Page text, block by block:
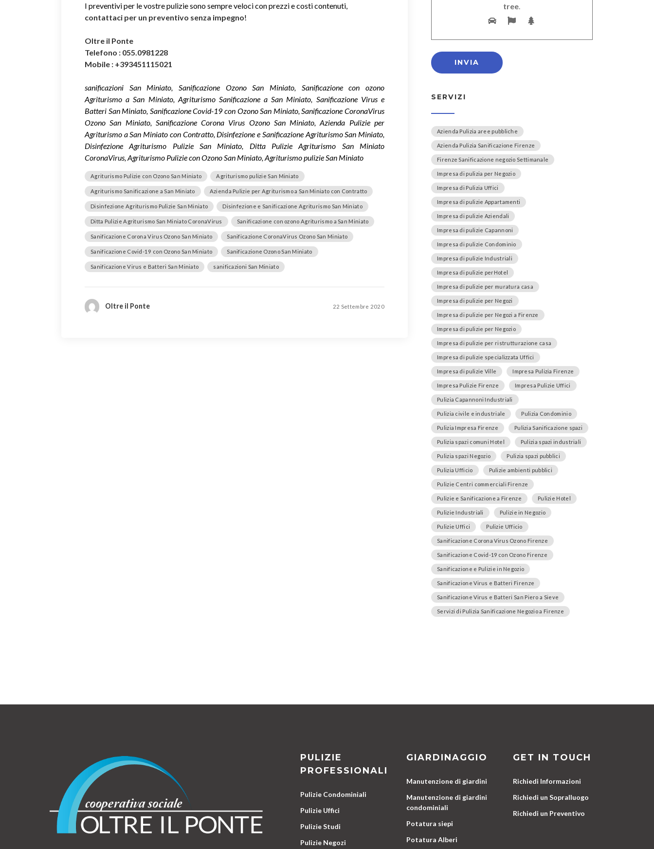
I preventivi per le vostre pulizie sono sempre veloci con prezzi e costi contenuti,
contattaci per un preventivo senza impegno!
Oltre il Ponte
Telefono : 055.0981228
Mobile : +393451115021
sanificazioni San Miniato, Sanificazione Ozono San Miniato, Sanificazione con ozono
Agriturismo a San Miniato, Agriturismo Sanificazione a San Miniato, Sanificazione Virus e
Batteri San Miniato, Sanificazione Covid-19 con Ozono San Miniato, Sanificazione CoronaVirus
Ozono San Miniato, Sanificazione Corona Virus Ozono San Miniato, Azienda Pulizie per
Agriturismo a San Miniato con Contratto, Disinfezione e Sanificazione Agriturismo San Miniato,
Disinfezione Agriturismo Pulizie San Miniato, Ditta Pulizie Agriturismo San Miniato
CoronaVirus, Agriturismo Pulizie con Ozono San Miniato, Agriturismo pulizie San Miniato
Agriturismo Pulizie con Ozono San Miniato Agriturismo pulizie San Miniato
Agriturismo Sanificazione a San Miniato Azienda Pulizie per Agriturismo a San Miniato con Contratto
Disinfezione Agriturismo Pulizie San Miniato Disinfezione e Sanificazione Agriturismo San Miniato
Ditta Pulizie Agriturismo San Miniato CoronaVirus Sanificazione con ozono Agriturismo a San Miniato
Sanificazione Corona Virus Ozono San Miniato Sanificazione CoronaVirus Ozono San Miniato
Sanificazione Covid-19 con Ozono San Miniato Sanificazione Ozono San Miniato
Sanificazione Virus e Batteri San Miniato sanificazioni San Miniato
Oltre il Ponte 22 Settembre 2020
tree.
SERVIZI
Azienda Pulizia aree pubbliche
Azienda Pulizia Sanificazione Firenze
Firenze Sanificazione negozio Settimanale
Impresa di pulizia per Negozio
Impresa di Pulizia Uffici
Impresa di pulizie Appartamenti
Impresa di pulizie Aziendali
Impresa di pulizie Capannoni
Impresa di pulizie Condominio
Impresa di pulizie Industriali
Impresa di pulizie perHotel
Impresa di pulizie per muratura casa
Impresa di pulizie per Negozi
Impresa di pulizie per Negozi a Firenze
Impresa di pulizie per Negozio
Impresa di pulizie per ristrutturazione casa
Impresa di pulizie specializzata Uffici
Impresa di pulizie Ville Impresa Pulizia Firenze
Impresa Pulizie Firenze Impresa Pulizie Uffici
Pulizia Capannoni Industriali
Pulizia civile e industriale Pulizia Condominio
Pulizia Impresa Firenze Pulizia Sanificazione spazi
Pulizia spazi comuni Hotel Pulizia spazi industriali
Pulizia spazi Negozio Pulizia spazi pubblici
Pulizia Ufficio Pulizie ambienti pubblici
Pulizie Centri commerciali Firenze
Pulizie e Sanificazione a Firenze Pulizie Hotel
Pulizie Industriali Pulizie in Negozio
Pulizie Uffici Pulizie Ufficio
Sanificazione Corona Virus Ozono Firenze
Sanificazione Covid-19 con Ozono Firenze
Sanificazione e Pulizie in Negozio
Sanificazione Virus e Batteri Firenze
Sanificazione Virus e Batteri San Piero a Sieve
Servizi di Pulizia Sanificazione Negozio a Firenze
PULIZIE
PROFESSIONALI
Pulizie Condominiali
Pulizie Uffici
Pulizie Studi
Pulizie Negozi
GIARDINAGGIO
Manutenzione di giardini
Manutenzione di giardini
condominiali
Potatura siepi
Potatura Alberi
GET IN TOUCH
Richiedi Informazioni
Richiedi un Sopralluogo
Richiedi un Preventivo